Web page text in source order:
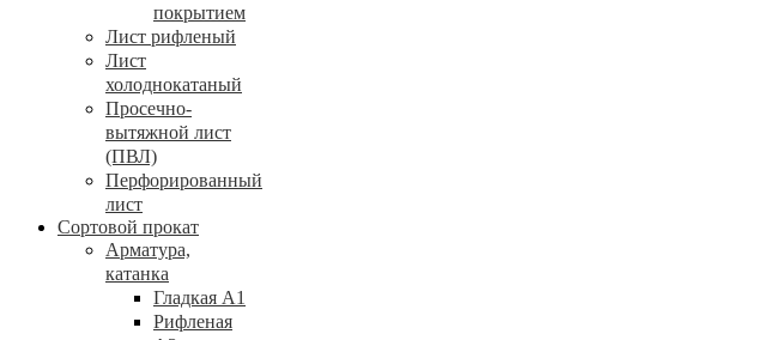
покрытием
Лист рифленый
Лист
холоднокатаный
Просечно-
вытяжной лист
(ПВЛ)
Перфорированный
лист
Сортовой прокат
Арматура,
катанка
Гладкая А1
Рифленая